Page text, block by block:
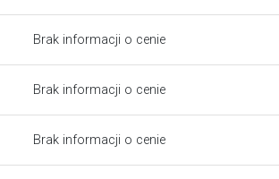
Brak informacji o cenie
Brak informacji o cenie
Brak informacji o cenie